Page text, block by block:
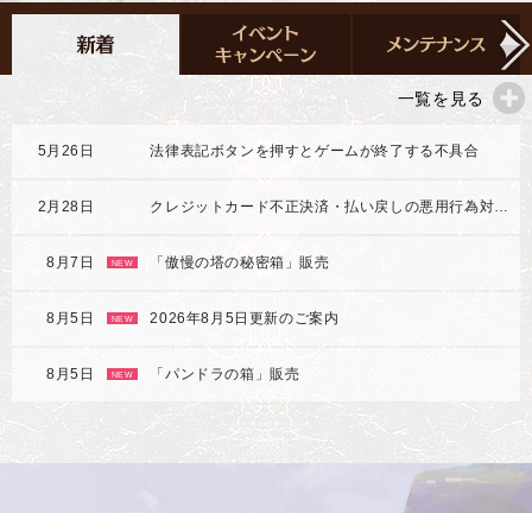
一覧を見る
5月26日 法律表記ボタンを押すとゲームが終了する不具合
2月28日
8月7日 NEW 「傲慢の塔の秘密箱」販売
8月5日 NEW 2026年8月5日更新のご案内
8月5日 NEW 「パンドラの箱」販売